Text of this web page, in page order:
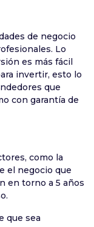
de negocio
Lo
es más fácil
invertir, esto lo
que
con garantía de
como la
el negocio que
en torno a 5 años
que sea